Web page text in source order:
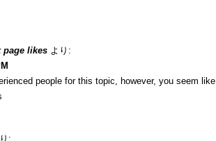
page likes より:
people for this topic, however, you seem
: